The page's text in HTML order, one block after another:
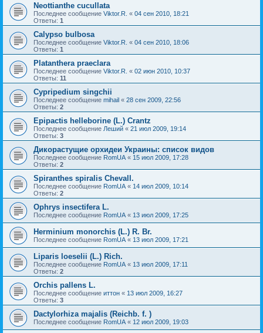
Neottianthe cucullata
Последнее сообщение Viktor.R. « 04 сен 2010, 18:21
Ответы: 1
Calypso bulbosa
Последнее сообщение Viktor.R. « 04 сен 2010, 18:06
Ответы: 1
Platanthera praeclara
Последнее сообщение Viktor.R. « 02 июн 2010, 10:37
Ответы: 11
Cypripedium singchii
Последнее сообщение mihail « 28 сен 2009, 22:56
Ответы: 2
Epipactis helleborine (L.) Crantz
Последнее сообщение Леший « 21 июл 2009, 19:14
Ответы: 3
Дикорастущие орхидеи Украины: список видов
Последнее сообщение RomUA « 15 июл 2009, 17:28
Ответы: 2
Spiranthes spiralis Chevall.
Последнее сообщение RomUA « 14 июл 2009, 10:14
Ответы: 2
Ophrys insectifera L.
Последнее сообщение RomUA « 13 июл 2009, 17:25
Herminium monorchis (L.) R. Br.
Последнее сообщение RomUA « 13 июл 2009, 17:21
Liparis loeselii (L.) Rich.
Последнее сообщение RomUA « 13 июл 2009, 17:11
Ответы: 2
Orchis pallens L.
Последнее сообщение иттон « 13 июл 2009, 16:27
Ответы: 3
Dactylorhiza majalis (Reichb. f. )
Последнее сообщение RomUA « 12 июл 2009, 19:03